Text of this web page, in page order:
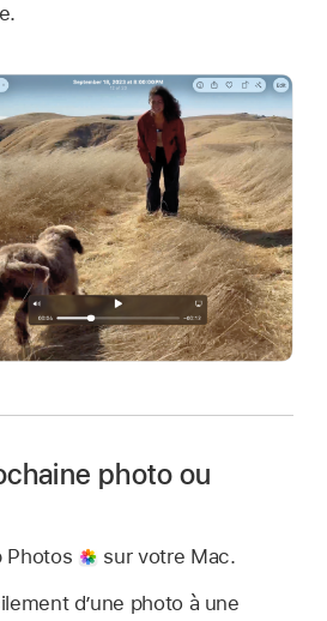
photo ou
Photos
sur votre Mac.
d’une photo à une